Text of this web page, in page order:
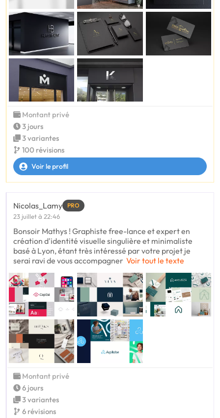
Montant privé
3 jours
3 variantes
100 révisions
Voir le profil
Nicolas_Lamy PRO
23 juillet à 22:46
Bonsoir Mathys ! Graphiste free-lance et expert en
création d'identité visuelle singulière et minimaliste
basé à Lyon, étant très intéressé par votre projet je
serai ravi de vous accompagner Voir tout le texte
Montant privé
6 jours
3 variantes
6 révisions